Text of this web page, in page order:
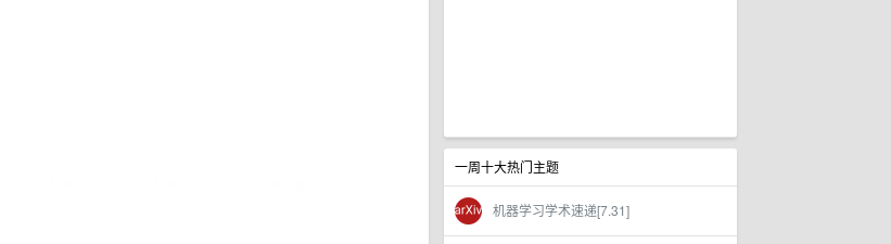
一周十大热门主题
机器学习学术速递[7.31]